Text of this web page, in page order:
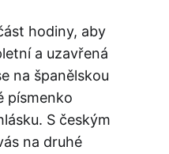
hodiny, aby
a uzavřená
na španělskou
písmenko
S českým
na druhé